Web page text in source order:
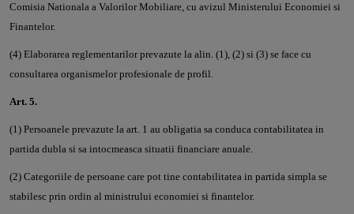
Comisia Nationala a Valorilor Mobiliare, cu avizul Ministerului Economiei si
Finantelor.
(4) Elaborarea reglementarilor prevazute la alin. (1), (2) si (3) se face cu
consultarea organismelor profesionale de profil.
Art. 5.
(1) Persoanele prevazute la art. 1 au obligatia sa conduca contabilitatea in
partida dubla si sa intocmeasca situatii financiare anuale.
(2) Categoriile de persoane care pot tine contabilitatea in partida simpla se
stabilesc prin ordin al ministrului economiei si finantelor.